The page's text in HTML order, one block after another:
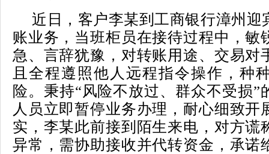
近日，客户李某到工商银行漳州迎
账业务，当班柜员在接待过程中，敏
急、言辞犹豫，对转账用途、交易对
且全程遵照他人远程指令操作，种
险。秉持“风险不放过、群众不受损”
人员立即暂停业务办理，耐心细致开
实，李某此前接到陌生来电，对方谎
异常，需协助接收并代转资金，承诺